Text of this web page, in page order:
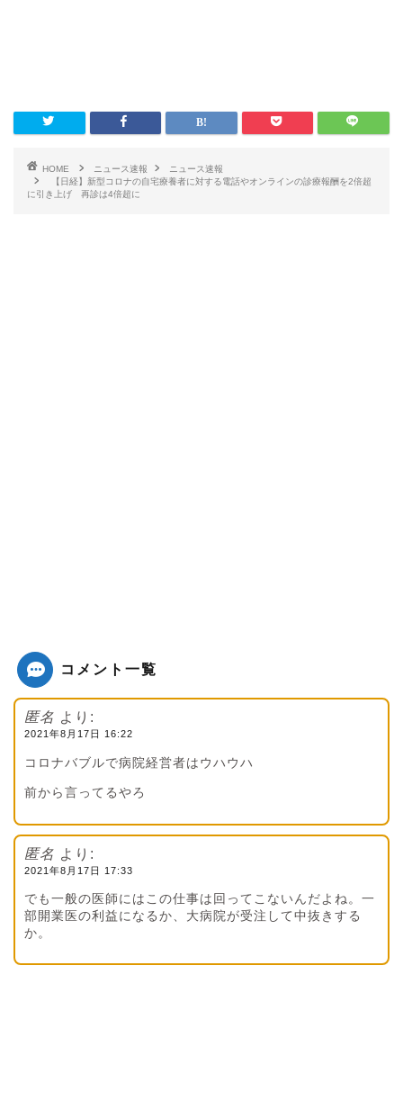
HOME ニュース速報
ニュース速報
【日経】新型コロナの自宅療養者に対する電話やオンラインの診療報酬を2倍超
に引き上げ 再診は4倍超に
コメント一覧
匿名 より:
2021年8月17日 16:22
コロナバブルで病院経営者はウハウハ
前から言ってるやろ
匿名 より:
2021年8月17日 17:33
でも一般の医師にはこの仕事は回ってこないんだよね。一
部開業医の利益になるか、大病院が受注して中抜きする
か。